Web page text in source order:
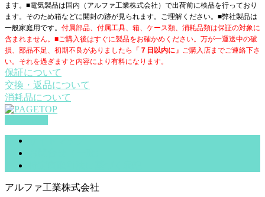
ます。■電気製品は国内（アルファ工業株式会社）で出荷前に検品を行っており
ます。そのため箱などに開封の跡が見られます。ご理解ください。■弊社製品は
一般家庭用です。 付属部品、付属工具、箱、ケース類、消耗品類は保証の対象に
含まれません。■ご購入後はすぐに製品をお確かめください。万が一運送中の破
損、部品不足、初期不良がありましたら
「７日以内に」 ご購入店までご連絡下さ
い。それを過ぎますと内容により有料になります。
保証について
交換・返品について
消耗品について
アルファ工業株式会社